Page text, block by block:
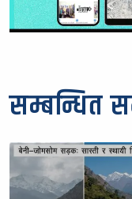
सम्बन्धित